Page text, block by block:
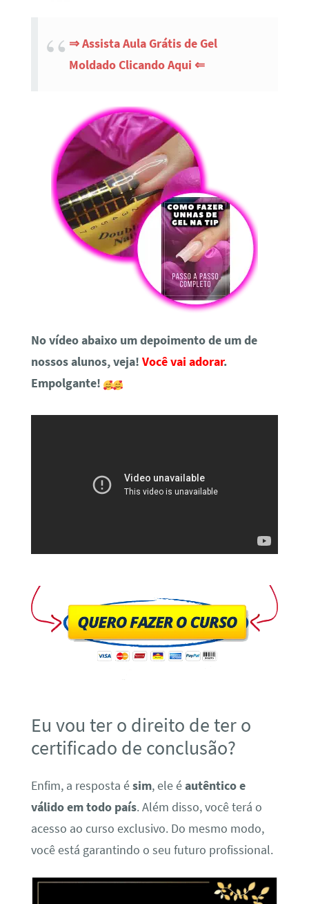
⇒ Assista Aula Grátis de Gel
Moldado Clicando Aqui ⇐
No vídeo abaixo um depoimento de um de
nossos alunos, veja! Você vai adorar.
Empolgante!
Eu vou ter o direito de ter o
certificado de conclusão?
Enfim, a resposta ésim, ele éautêntico e
válido em todo país. Além disso, você terá o
acesso ao curso exclusivo. Do mesmo modo,
você está garantindo o seu futuro profissional.